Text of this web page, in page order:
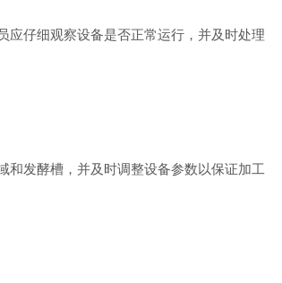
仔细观察设备是否正常运行，并及时处理
发酵槽，并及时调整设备参数以保证加工